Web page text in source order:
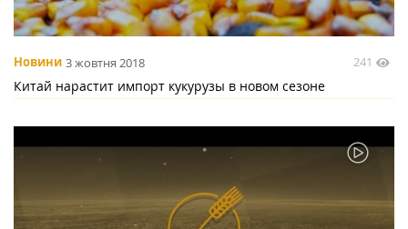
Новини 3 жовтня 2018 241
Китай нарастит импорт кукурузы в новом сезоне